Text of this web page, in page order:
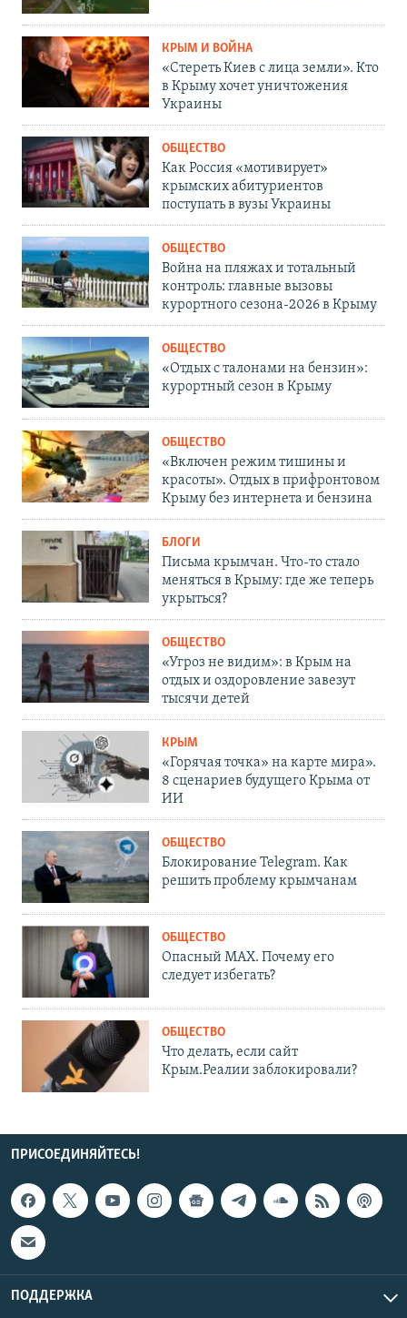
КРЫМ И ВОЙНА
«Стереть Киев с лица земли». Кто
в Крыму хочет уничтожения
Украины
ОБЩЕСТВО
Как Россия «мотивирует»
крымских абитуриентов
поступать в вузы Украины
ОБЩЕСТВО
Война на пляжах и тотальный
контроль: главные вызовы
курортного сезона-2026 в Крыму
ОБЩЕСТВО
«Отдых с талонами на бензин»:
курортный сезон в Крыму
ОБЩЕСТВО
«Включен режим тишины и
красоты». Отдых в прифронтовом
Крыму без интернета и бензина
БЛОГИ
Письма крымчан. Что-то стало
меняться в Крыму: где же теперь
укрыться?
ОБЩЕСТВО
«Угроз не видим»: в Крым на
отдых и оздоровление завезут
тысячи детей
КРЫМ
«Горячая точка» на карте мира».
8 сценариев будущего Крыма от
ИИ
ОБЩЕСТВО
Блокирование Telegram. Как
решить проблему крымчанам
ОБЩЕСТВО
Опасный MAX. Почему его
следует избегать?
ОБЩЕСТВО
Что делать, если сайт
Крым.Реалии заблокировали?
ПРИСОЕДИНЯЙТЕСЬ!
ПОДДЕРЖКА